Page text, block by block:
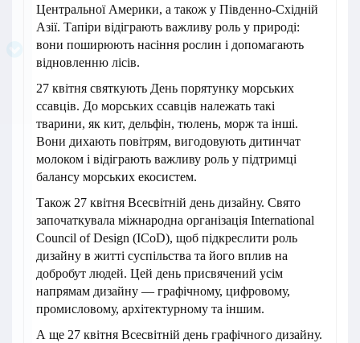
Центральної Америки, а також у Південно-Східній
Азії. Тапіри відіграють важливу роль у природі:
вони поширюють насіння рослин і допомагають
відновленню лісів.
27 квітня святкують День порятунку морських
ссавців. До морських ссавців належать такі
тварини, як кит, дельфін, тюлень, морж та інші.
Вони дихають повітрям, вигодовують дитинчат
молоком і відіграють важливу роль у підтримці
балансу морських екосистем.
Також 27 квітня Всесвітній день дизайну. Свято
започаткувала міжнародна організація International
Council of Design (ICoD), щоб підкреслити роль
дизайну в житті суспільства та його вплив на
добробут людей. Цей день присвячений усім
напрямам дизайну — графічному, цифровому,
промисловому, архітектурному та іншим.
А ще 27 квітня Всесвітній день графічного дизайну.